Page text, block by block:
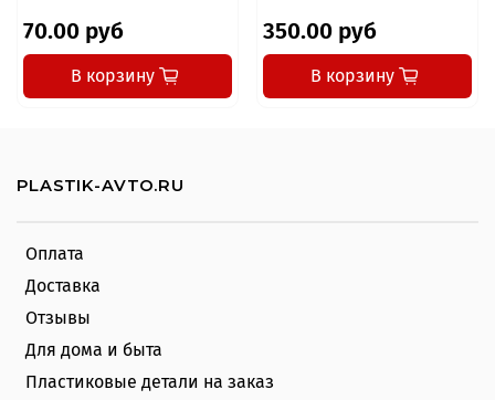
70.00 руб
В корзину
350.00 руб
В корзину
Оплата
Доставка
Отзывы
Для дома и быта
Пластиковые детали на заказ
PLASTIK-AVTO.RU